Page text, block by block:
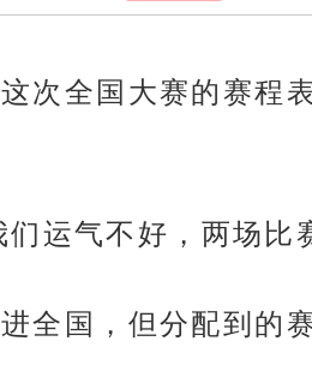
次全国大赛的赛程
运气不好，两场比
全国，但分配到的